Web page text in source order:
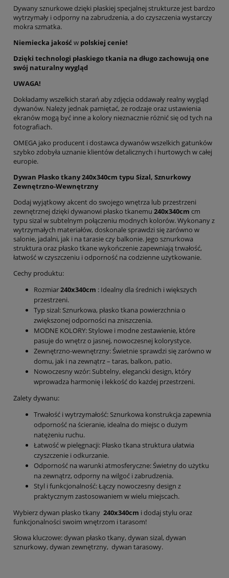
Dywany sznurkowe dzięki płaskiej specjalnej strukturze jest bardzo
wytrzymały i odporny na zabrudzenia, a do czyszczenia wystarczy
mokra szmatka.
Niemiecka jakość w polskiej cenie!
Dzięki technologi płaskiego tkania na długo zachowują one
swój naturalny wygląd
UWAGA!
Dokładamy wszelkich starań aby zdjęcia oddawały realny wygląd
dywanów. Należy jednak pamiętać, że rodzaje oraz ustawienia
ekranów mogą być inne a kolory nieznacznie różnić się od tych na
fotografiach.
OMEGA jako producent i dostawca dywanów wszelkich gatunków
szybko zdobyła uznanie klientów detalicznych i hurtowych w całej
europie.
Dywan Płasko tkany 240x340cm typu Sizal, Sznurkowy
Zewnętrzno-Wewnętrzny
Dodaj wyjątkowy akcent do swojego wnętrza lub przestrzeni
zewnętrznej dzięki dywanowi płasko tkanemu 240x340cm cm
typu sizal w subtelnym połączeniu modnych kolorów. Wykonany z
wytrzymałych materiałów, doskonale sprawdzi się zarówno w
salonie, jadalni, jak i na tarasie czy balkonie. Jego sznurkowa
struktura oraz płasko tkane wykończenie zapewniają trwałość,
łatwość w czyszczeniu i odporność na codzienne użytkowanie.
Cechy produktu:
Rozmiar240x340cm : Idealny dla średnich i większych
przestrzeni.
Typ sizal: Sznurkowa, płasko tkana powierzchnia o
zwiększonej odporności na zniszczenia.
MODNE KOLORY: Stylowe i modne zestawienie, które
pasuje do wnętrz o jasnej, nowoczesnej kolorystyce.
Zewnętrzno-wewnętrzny: Świetnie sprawdzi się zarówno w
domu, jak i na zewnątrz – taras, balkon, patio.
Nowoczesny wzór: Subtelny, elegancki design, który
wprowadza harmonię i lekkość do każdej przestrzeni.
Zalety dywanu:
Trwałość i wytrzymałość: Sznurkowa konstrukcja zapewnia
odporność na ścieranie, idealna do miejsc o dużym
natężeniu ruchu.
Łatwość w pielęgnacji: Płasko tkana struktura ułatwia
czyszczenie i odkurzanie.
Odporność na warunki atmosferyczne: Świetny do użytku
na zewnątrz, odporny na wilgoć i zabrudzenia.
Styl i funkcjonalność: Łączy nowoczesny design z
praktycznym zastosowaniem w wielu miejscach.
Wybierz dywan płasko tkany 240x340cm i dodaj stylu oraz
funkcjonalności swoim wnętrzom i tarasom!
Słowa kluczowe: dywan płasko tkany, dywan sizal, dywan
sznurkowy, dywan zewnętrzny, dywan tarasowy.